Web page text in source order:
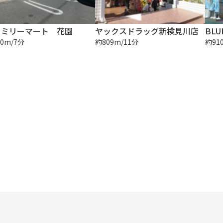
リーマート 花園
7分
ヤックスドラッグ新検見川店
約809m/11分 約